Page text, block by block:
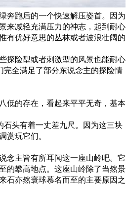
奔跑后的一个快速解压姿首。因为
来减轻充满压力的神志，起到耐心
有优好意思的丛林或者波浪壮阔的
探险型或者刺激型的风景也能耐心
完全满足了部分东说念主的探险情
低的存在，看起来平平无奇，基本
石头有着一丈差九尺。因为这三块
赏玩它们。
念主皆有所耳闻这一座山岭吧。它
的攀高地点。这座山岭除了当然景
石亦然寰球慕名而至的主要原因之